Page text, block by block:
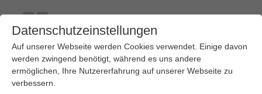
Kontakt Ihre Meinung ist uns wichtig!
Datenschutzeinstellungen
Auf unserer Webseite werden Cookies verwendet. Einige davon
werden zwingend benötigt, während es uns andere
ermöglichen, Ihre Nutzererfahrung auf unserer Webseite zu
verbessern.